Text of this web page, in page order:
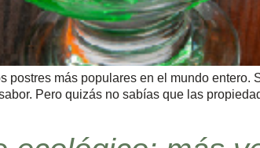
postres más populares en el mundo
Pero quizás no sabías que las